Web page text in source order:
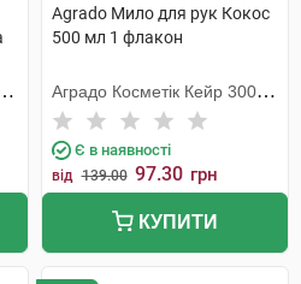
Agrado Мило для рук Кокос
500 мл 1 флакон
Аградо Косметік Кейр 3000
С.Л.У.
Є в наявності
від 139.00 97.30 грн
КУПИТИ